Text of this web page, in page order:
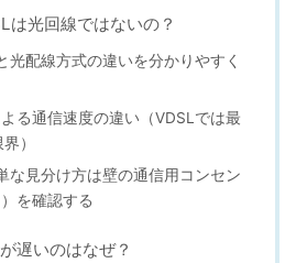
は光回線ではないの？
光配線方式の違いを分かりやすく
る通信速度の違い（VDSLでは最
）
な見分け方は壁の通信用コンセン
を確認する
遅いのはなぜ？